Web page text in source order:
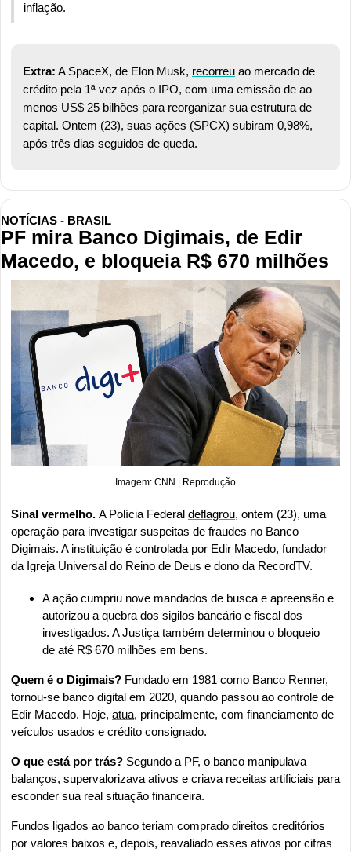
inflação.
Extra: A SpaceX, de Elon Musk, recorreu ao mercado de
crédito pela 1ª vez após o IPO, com uma emissão de ao
menos US$ 25 bilhões para reorganizar sua estrutura de
capital. Ontem (23), suas ações (SPCX) subiram 0,98%,
após três dias seguidos de queda.
NOTÍCIAS - BRASIL
PF mira Banco Digimais, de Edir
Macedo, e bloqueia R$ 670 milhões
Imagem: CNN | Reprodução
Sinal vermelho. A Polícia Federal deflagrou, ontem (23), uma
operação para investigar suspeitas de fraudes no Banco
Digimais. A instituição é controlada por Edir Macedo, fundador
da Igreja Universal do Reino de Deus e dono da RecordTV.
A ação cumpriu nove mandados de busca e apreensão e
autorizou a quebra dos sigilos bancário e fiscal dos
investigados. A Justiça também determinou o bloqueio
de até R$ 670 milhões em bens.
Quem é o Digimais? Fundado em 1981 como Banco Renner,
tornou-se banco digital em 2020, quando passou ao controle de
Edir Macedo. Hoje, atua, principalmente, com financiamento de
veículos usados e crédito consignado.
O que está por trás? Segundo a PF, o banco manipulava
balanços, supervalorizava ativos e criava receitas artificiais para
esconder sua real situação financeira.
Fundos ligados ao banco teriam comprado direitos creditórios
por valores baixos e, depois, reavaliado esses ativos por cifras